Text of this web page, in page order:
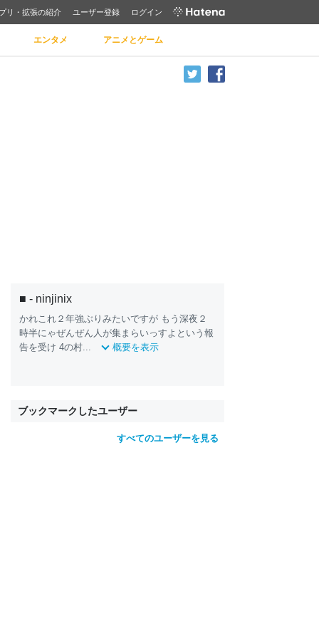
リ・拡張の紹介 ユーザー登録 ログイン
エンタメ アニメとゲーム
■ - ninjinix
かれこれ２年強ぶりみたいですが もう深夜２
時半にゃぜんぜん人が集まらいっすよという報
告を受け 4の村...
概要を表示
ブックマークしたユーザー
すべてのユーザーを見る